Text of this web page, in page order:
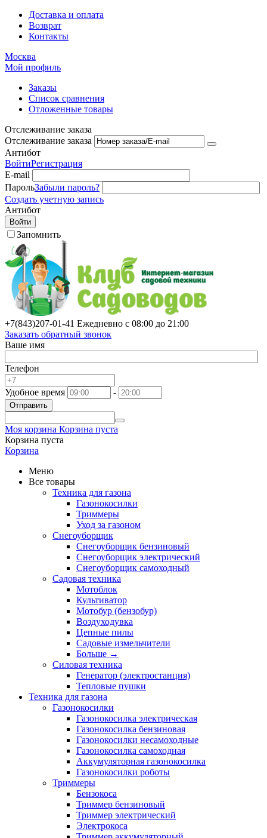
Доставка и оплата
Возврат
Контакты
Москва
Мой профиль
Заказы
Список сравнения
Отложенные товары
Отслеживание заказа
Отслеживание заказа
Антибот
ВойтиРегистрация
E-mail
ПарольЗабыли пароль?
Создать учетную запись
Антибот
Войти
Запомнить
+7(843)207-01-41 Ежедневно с 08:00 до 21:00
Заказать обратный звонок
Ваше имя
Телефон
Удобное время -
Отправить
Моя корзина Корзина пуста
Корзина пуста
Корзина
Меню
Все товары
Техника для газона
Газонокосилки
Триммеры
Уход за газоном
Снегоуборщик
Снегоуборщик бензиновый
Снегоуборщик электрический
Снегоуборщик самоходный
Садовая техника
Мотоблок
Культиватор
Мотобур (бензобур)
Воздуходувка
Цепные пилы
Садовые измельчители
Больше →
Силовая техника
Генератор (электростанция)
Тепловые пушки
Техника для газона
Газонокосилки
Газонокосилка электрическая
Газонокосилка бензиновая
Газонокосилки несамоходные
Газонокосилка самоходная
Аккумуляторная газонокосилка
Газонокосилки роботы
Триммеры
Бензокоса
Триммер бензиновый
Триммер электрический
Электрокоса